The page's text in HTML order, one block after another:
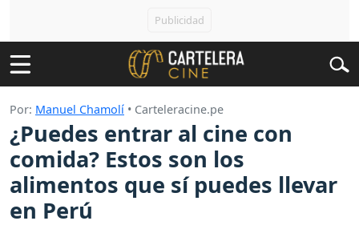
Por: Manuel Chamolí • Carteleracine.pe
¿Puedes entrar al cine con
comida? Estos son los
alimentos que sí puedes llevar
en Perú